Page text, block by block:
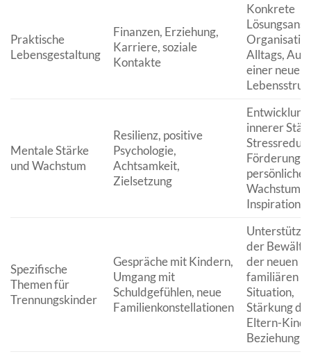
Praktische
Lebensgestaltung
Finanzen, Erziehung,
Karriere, soziale
Kontakte
Konkrete
Alltags,
einer neuen
Mentale Stärke
und Wachstum
Resilienz, positive
Psychologie,
Achtsamkeit,
Zielsetzung
Entwicklung
innerer
Förderung
persönlichen
Wachstums,
Inspiration
Spezifische
Themen für
Trennungskinder
Gespräche mit Kindern,
Umgang mit
Schuldgefühlen, neue
Familienkonstellationen
der
der neuen
familiären
Situation,
Stärkung
Eltern-Kind-
Beziehung